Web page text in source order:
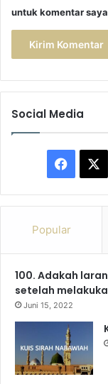
untuk komentar
Social Media
Popular
100. Adakah
setelah
Juni 15, 2022